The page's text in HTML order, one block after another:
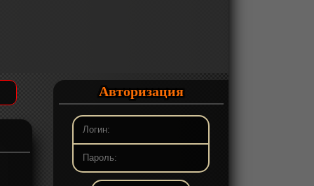
Авторизация